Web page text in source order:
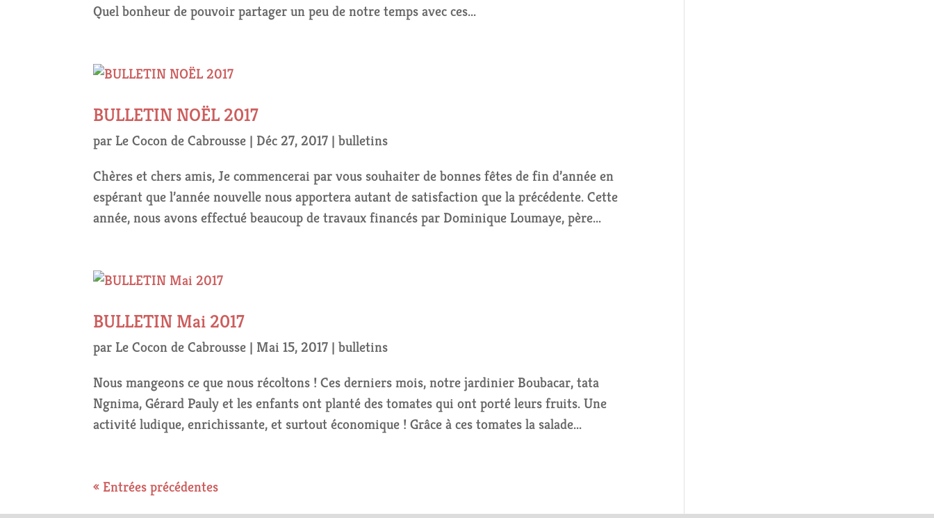
Quel bonheur de pouvoir partager un peu de notre temps avec ces...
BULLETIN NOËL 2017
par Le Cocon de Cabrousse | Déc 27, 2017 |bulletins
Chères et chers amis, Je commencerai par vous souhaiter de bonnes fêtes de fin d’année en
espérant que l’année nouvelle nous apportera autant de satisfaction que la précédente. Cette
année, nous avons effectué beaucoup de travaux financés par Dominique Loumaye, père...
BULLETIN Mai 2017
par Le Cocon de Cabrousse | Mai 15, 2017 |bulletins
Nous mangeons ce que nous récoltons ! Ces derniers mois, notre jardinier Boubacar, tata
Ngnima, Gérard Pauly et les enfants ont planté des tomates qui ont porté leurs fruits. Une
activité ludique, enrichissante, et surtout économique ! Grâce à ces tomates la salade...
« Entrées précédentes